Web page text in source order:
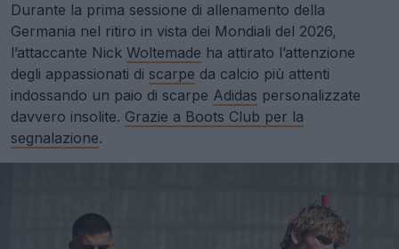
Durante la prima sessione di allenamento della
Germania nel ritiro in vista dei Mondiali del 2026,
l’attaccante Nick Woltemade ha attirato l’attenzione
degli appassionati di scarpe da calcio più attenti
indossando un paio di scarpe Adidas personalizzate
davvero insolite. Grazie a Boots Club per la
segnalazione.